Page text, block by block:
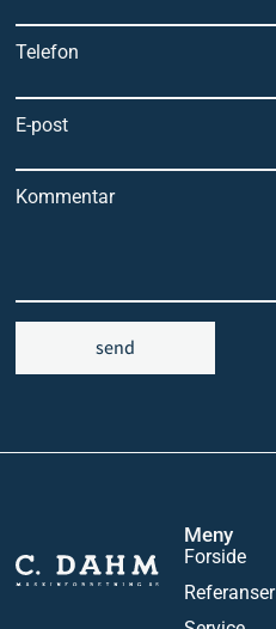
Telefon
E-post
Kommentar
send
Meny
Forside
Referanser